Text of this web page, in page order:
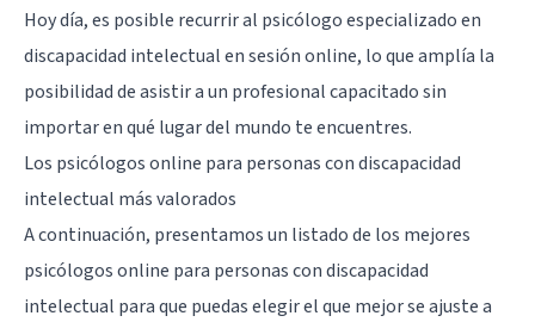
Hoy día, es posible recurrir al psicólogo especializado en
discapacidad intelectual en sesión online, lo que amplía la
posibilidad de asistir a un profesional capacitado sin
importar en qué lugar del mundo te encuentres.
Los psicólogos online para personas con discapacidad
intelectual más valorados
A continuación, presentamos un listado de los mejores
psicólogos online para personas con discapacidad
intelectual para que puedas elegir el que mejor se ajuste a